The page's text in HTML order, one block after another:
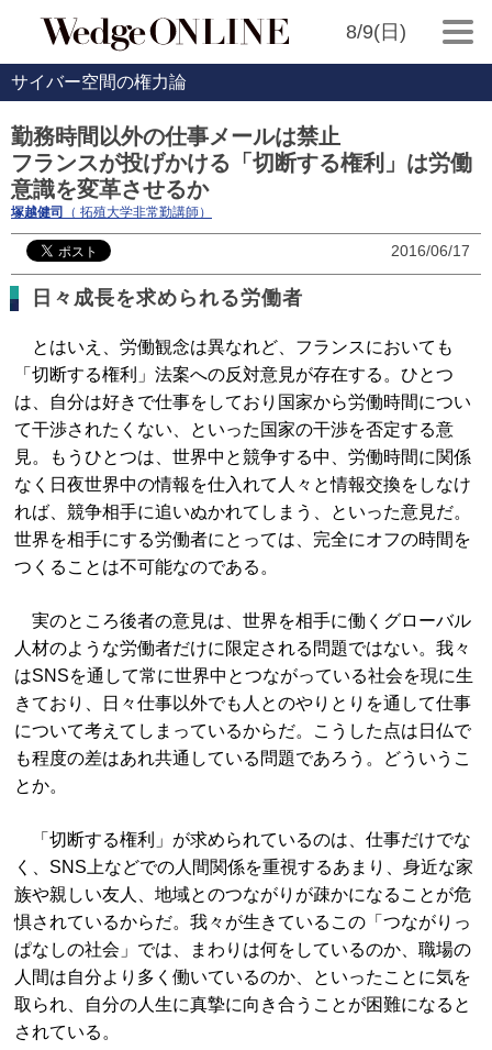
8/9(日)
サイバー空間の権力論
勤務時間以外の仕事メールは禁止
フランスが投げかける「切断する権利」は労働
意識を変革させるか
塚越健司 （ 拓殖大学非常勤講師）
2016/06/17
日々成長を求められる労働者
とはいえ、労働観念は異なれど、フランスにおいても
「切断する権利」法案への反対意見が存在する。ひとつ
は、自分は好きで仕事をしており国家から労働時間につい
て干渉されたくない、といった国家の干渉を否定する意
見。もうひとつは、世界中と競争する中、労働時間に関係
なく日夜世界中の情報を仕入れて人々と情報交換をしなけ
れば、競争相手に追いぬかれてしまう、といった意見だ。
世界を相手にする労働者にとっては、完全にオフの時間を
つくることは不可能なのである。
実のところ後者の意見は、世界を相手に働くグローバル
人材のような労働者だけに限定される問題ではない。我々
はSNSを通して常に世界中とつながっている社会を現に生
きており、日々仕事以外でも人とのやりとりを通して仕事
について考えてしまっているからだ。こうした点は日仏で
も程度の差はあれ共通している問題であろう。どういうこ
とか。
「切断する権利」が求められているのは、仕事だけでな
く、SNS上などでの人間関係を重視するあまり、身近な家
族や親しい友人、地域とのつながりが疎かになることが危
惧されているからだ。我々が生きているこの「つながりっ
ぱなしの社会」では、まわりは何をしているのか、職場の
人間は自分より多く働いているのか、といったことに気を
取られ、自分の人生に真摯に向き合うことが困難になると
されている。